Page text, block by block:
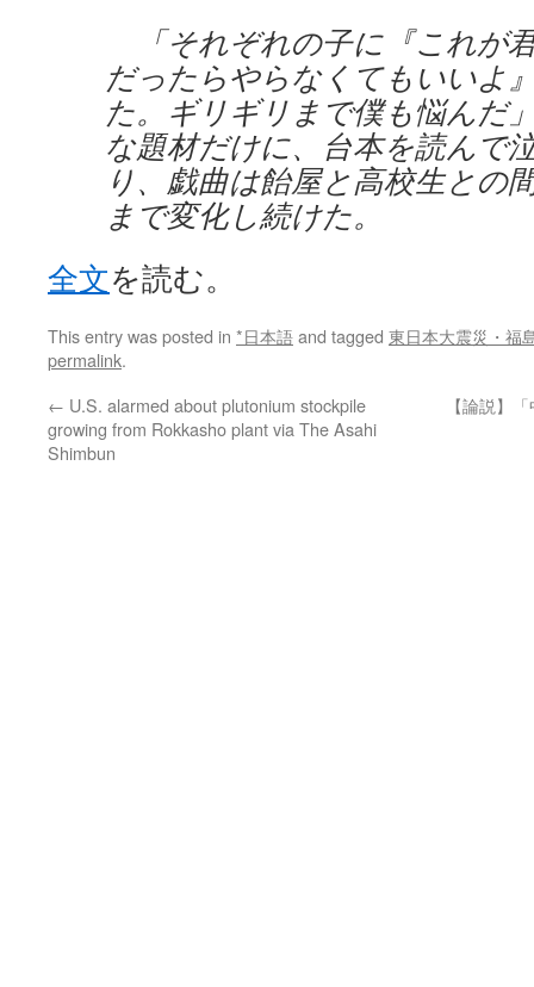
「それぞれの子に『これが
だったらやらなくてもいいよ
た。ギリギリまで僕も悩んだ
な題材だけに、台本を読んで
り、戯曲は飴屋と高校生との
まで変化し続けた。
全文を読む。
This entry was posted in *日本語and tagged 東日本大震災・福
permalink.
← U.S. alarmed about plutonium stockpile
growing from Rokkasho plant via The Asahi
Shimbun
【論説】